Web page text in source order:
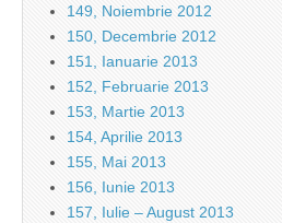
149, Noiembrie 2012
150, Decembrie 2012
151, Ianuarie 2013
152, Februarie 2013
153, Martie 2013
154, Aprilie 2013
155, Mai 2013
156, Iunie 2013
157, Iulie – August 2013